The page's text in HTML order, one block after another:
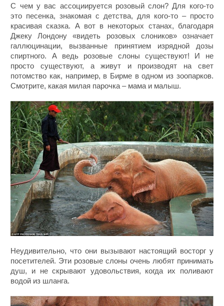
С чем у вас ассоциируется розовый слон? Для кого-то
это песенка, знакомая с детства, для кого-то – просто
красивая сказка. А вот в некоторых станах, благодаря
Джеку Лондону «видеть розовых слоников» означает
галлюцинации, вызванные принятием изрядной дозы
спиртного. А ведь розовые слоны существуют! И не
просто существуют, а живут и производят на свет
потомство как, например, в Бирме в одном из зоопарков.
Смотрите, какая милая парочка – мама и малыш.
Неудивительно, что они вызывают настоящий восторг у
посетителей. Эти розовые слоны очень любят принимать
душ, и не скрывают удовольствия, когда их поливают
водой из шланга.